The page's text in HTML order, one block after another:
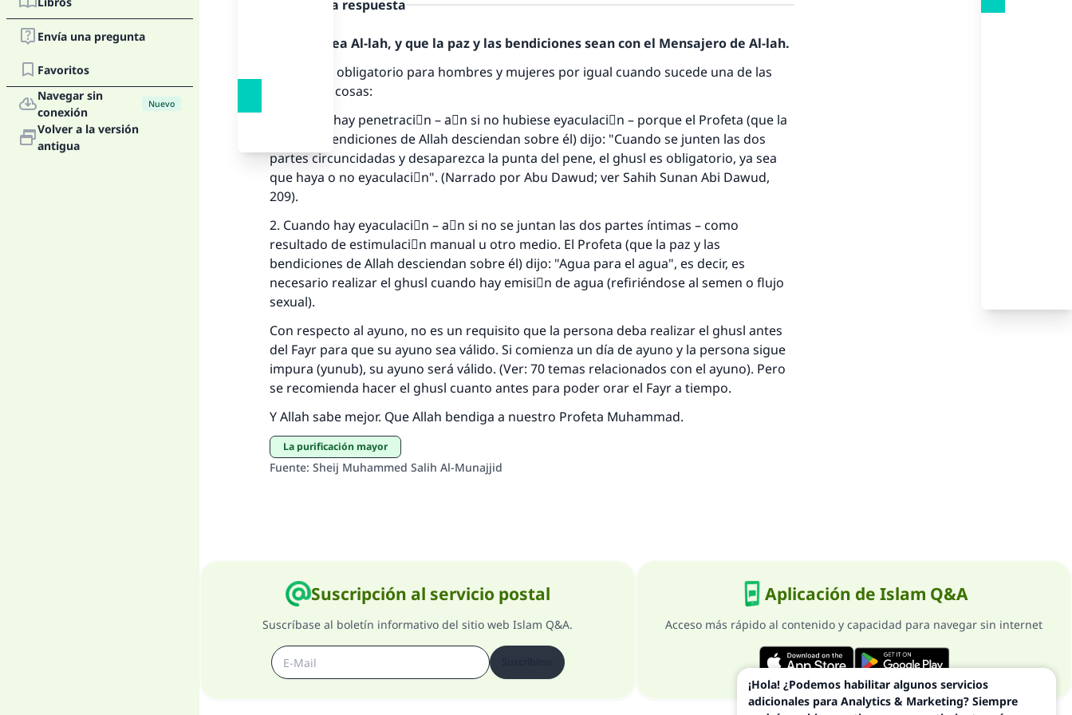
Envía una pregunta
Favoritos
Navegar sin
conexión
Nuevo
Volver a la versión
antigua
Texto de la respuesta
Alabado sea Al-lah, y que la paz y las bendiciones sean con el Mensajero de Al-lah.
El ghusl es obligatorio para hombres y mujeres por igual cuando sucede una de las
siguientes cosas:
1. Cuando hay penetraciَn – aْn si no hubiese eyaculaciَn – porque el Profeta (que la
paz y las bendiciones de Allah desciendan sobre él) dijo: "Cuando se junten las dos
partes circuncidadas y desaparezca la punta del pene, el ghusl es obligatorio, ya sea
que haya o no eyaculaciَn". (Narrado por Abu Dawud; ver Sahih Sunan Abi Dawud,
209).
2. Cuando hay eyaculaciَn – aْn si no se juntan las dos partes íntimas – como
resultado de estimulaciَn manual u otro medio. El Profeta (que la paz y las
bendiciones de Allah desciendan sobre él) dijo: "Agua para el agua", es decir, es
necesario realizar el ghusl cuando hay emisiَn de agua (refiriéndose al semen o flujo
sexual).
Con respecto al ayuno, no es un requisito que la persona deba realizar el ghusl antes
del Fayr para que su ayuno sea válido. Si comienza un día de ayuno y la persona sigue
impura (yunub), su ayuno será válido. (Ver: 70 temas relacionados con el ayuno). Pero
se recomienda hacer el ghusl cuanto antes para poder orar el Fayr a tiempo.
Y Allah sabe mejor. Que Allah bendiga a nuestro Profeta Muhammad.
La purificación mayor
Fuente: Sheij Muhammed Salih Al-Munajjid
Suscripción al servicio postal
Suscríbase al boletín informativo del sitio web Islam Q&A.
Aplicación de Islam Q&A
Acceso más rápido al contenido y capacidad para navegar sin internet
La respuesta no. 110845 salvó un matrimonio.
Desde la Q hasta la A, su contribución ayuda a IslamQA.
"Una persona que orienta a otros a hacer el bien obtendrá la
misma recompensa que aquellos que lo realicen."
(MUSLIM, 1893)
Contribuir
¡Hola! ¿Podemos habilitar algunos servicios
adicionales para Analytics & Marketing? Siempre